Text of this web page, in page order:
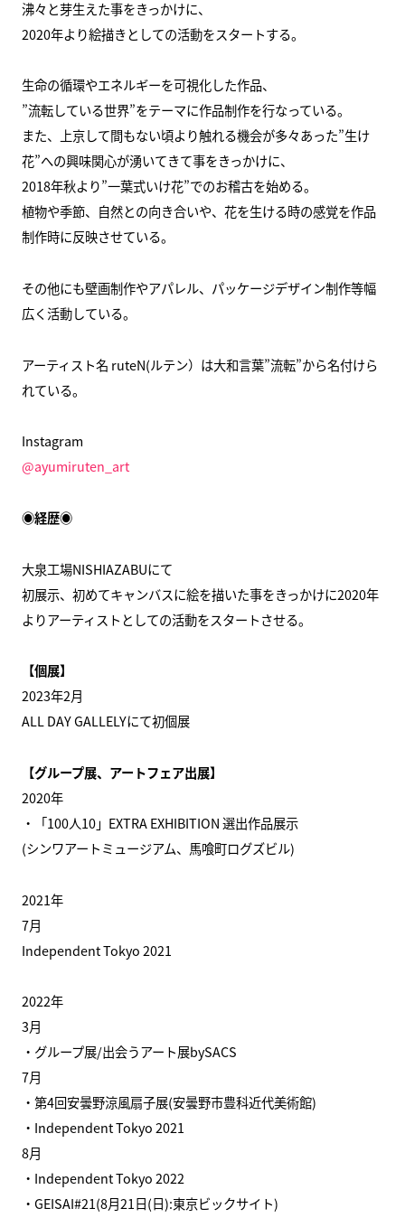
沸々と芽生えた事をきっかけに、
2020年より絵描きとしての活動をスタートする。
生命の循環やエネルギーを可視化した作品、
”流転している世界”をテーマに作品制作を行なっている。
また、上京して間もない頃より触れる機会が多々あった”生け
花”への興味関心が湧いてきて事をきっかけに、
2018年秋より”一葉式いけ花”でのお稽古を始める。
植物や季節、自然との向き合いや、花を生ける時の感覚を作品
制作時に反映させている。
その他にも壁画制作やアパレル、パッケージデザイン制作等幅
広く活動している。
アーティスト名 ruteN(ルテン）は大和言葉”流転”から名付けら
れている。
Instagram
@ayumiruten_art
◉経歴◉
大泉工場NISHIAZABUにて
初展示、初めてキャンバスに絵を描いた事をきっかけに2020年
よりアーティストとしての活動をスタートさせる。
【個展】
2023年2月
ALL DAY GALLELYにて初個展
【グループ展、アートフェア出展】
2020年
・「100人10」EXTRA EXHIBITION 選出作品展示
(シンワアートミュージアム、馬喰町ログズビル)
2021年
7月
Independent Tokyo 2021
2022年
3月
・グループ展/出会うアート展bySACS
7月
・第4回安曇野涼風扇子展(安曇野市豊科近代美術館)
・Independent Tokyo 2021
8月
・Independent Tokyo 2022
・GEISAI#21(8月21日(日):東京ビックサイト)